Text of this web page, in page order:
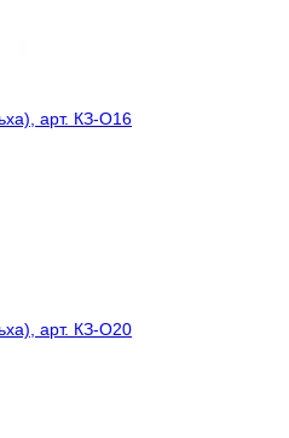
арт. КЗ-О16
арт. КЗ-О20